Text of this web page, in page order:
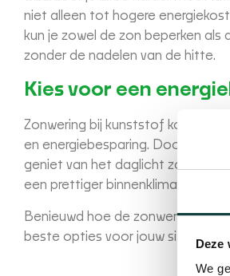
Deze
We
niet alleen tot hogere
kun je zowel de zon beperken
zonder de nadelen van de hitte.
Kies voor een
Zonwering bij kunststof kozijnen
en energiebesparing. Door
geniet van het daglicht zonder je
een prettiger binnenklimaat.
Benieuwd hoe de zonwering
beste opties voor jouw situatie.